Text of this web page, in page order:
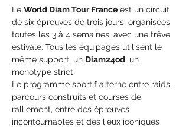
Le World Diam Tour France est un circuit
de six épreuves de trois jours, organisées
toutes les 3 à 4 semaines, avec une trêve
estivale. Tous les équipages utilisent le
même support, un Diam24od, un
monotype strict.
Le programme sportif alterne entre raids,
parcours construits et courses de
ralliement, entre des épreuves
incontournables et des lieux iconiques